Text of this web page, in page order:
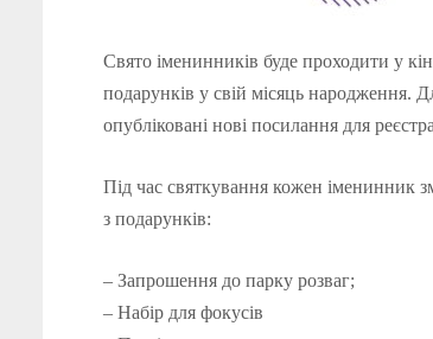
Свято іменинників буде проходити у
подарунків у свій місяць народження.
опубліковані нові посилання для
Під час святкування кожен іменинник
з подарунків:
– Запрошення до парку розваг;
– Набір для фокусів